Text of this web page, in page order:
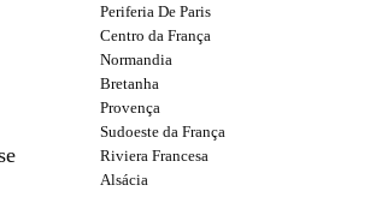
Periferia De Paris
Centro da França
Normandia
Bretanha
Provença
Sudoeste da França
Riviera Francesa
Alsácia